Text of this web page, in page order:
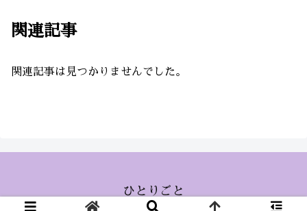
関連記事
関連記事は見つかりませんでした。
ひとりごと